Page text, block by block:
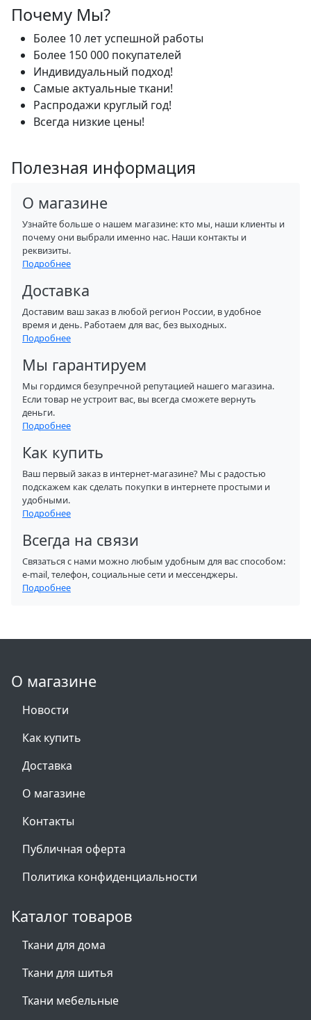
Почему Мы?
Более 10 лет успешной работы
Более 150 000 покупателей
Индивидуальный подход!
Самые актуальные ткани!
Распродажи круглый год!
Всегда низкие цены!
Полезная информация
О магазине
Узнайте больше о нашем магазине: кто мы, наши клиенты и
почему они выбрали именно нас. Наши контакты и
реквизиты.
Подробнее
Доставка
Доставим ваш заказ в любой регион России, в удобное
время и день. Работаем для вас, без выходных.
Подробнее
Мы гарантируем
Мы гордимся безупречной репутацией нашего магазина.
Если товар не устроит вас, вы всегда сможете вернуть
деньги.
Подробнее
Как купить
Ваш первый заказ в интернет-магазине? Мы с радостью
подскажем как сделать покупки в интернете простыми и
удобными.
Подробнее
Всегда на связи
Связаться с нами можно любым удобным для вас способом:
e-mail, телефон, социальные сети и мессенджеры.
Подробнее
О магазине
Новости
Как купить
Доставка
О магазине
Контакты
Публичная оферта
Политика конфиденциальности
Каталог товаров
Ткани для дома
Ткани для шитья
Ткани мебельные